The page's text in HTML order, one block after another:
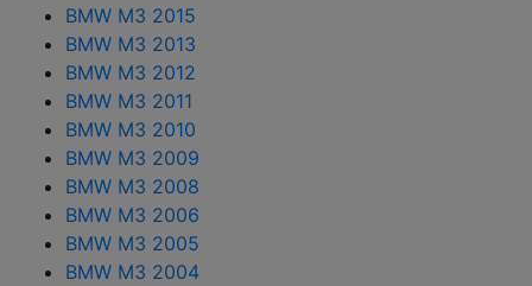
BMW M3 2015
BMW M3 2013
BMW M3 2012
BMW M3 2011
BMW M3 2010
BMW M3 2009
BMW M3 2008
BMW M3 2006
BMW M3 2005
BMW M3 2004